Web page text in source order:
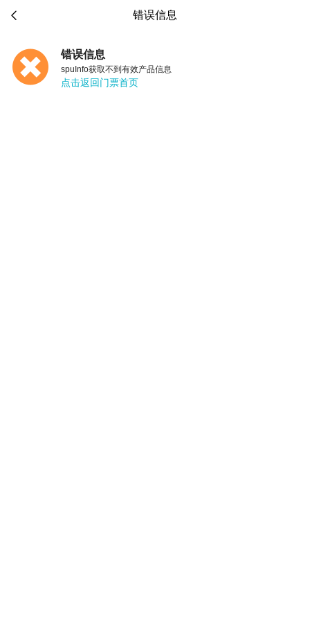
 错误信息
错误信息
spuInfo获取不到有效产品信息
点击返回门票首页